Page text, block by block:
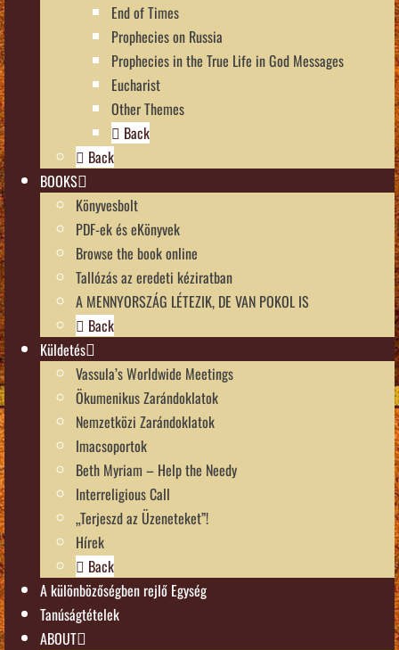
End of Times
Prophecies on Russia
Prophecies in the True Life in God Messages
Eucharist
Other Themes
Back
Back
BOOKS
Könyvesbolt
PDF-ek és eKönyvek
Browse the book online
Tallózás az eredeti kéziratban
A MENNYORSZÁG LÉTEZIK, DE VAN POKOL IS
Back
Küldetés
Vassula’s Worldwide Meetings
Ökumenikus Zarándoklatok
Nemzetközi Zarándoklatok
Imacsoportok
Beth Myriam – Help the Needy
Interreligious Call
„Terjeszd az Üzeneteket”!
Hírek
Back
A különbözőségben rejlő Egység
Tanúságtételek
ABOUT